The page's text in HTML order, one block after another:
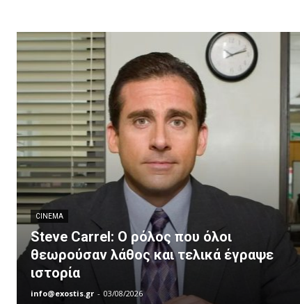
CINEMA
Steve Carrel: Ο ρόλος που όλοι
θεωρούσαν λάθος και τελικά έγραψε
ιστορία
info@exostis.gr - 03/08/2026